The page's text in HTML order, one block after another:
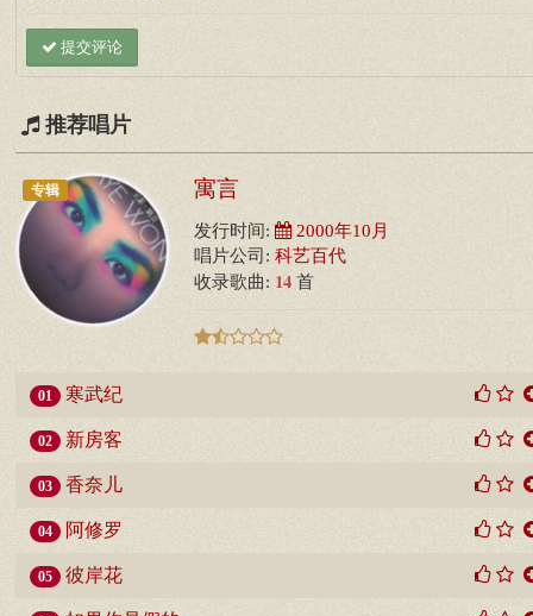
提交评论
推荐唱片
专辑 寓言
发行时间: 2000年10月
唱片公司: 科艺百代
收录歌曲: 14 首
01 寒武纪
02 新房客
03 香奈儿
04 阿修罗
05 彼岸花